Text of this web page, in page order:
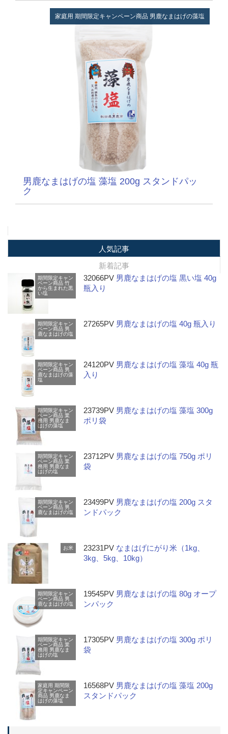
家庭用 期間限定キャンペーン商品 男鹿なまはげの藻塩
男鹿なまはげの塩 藻塩 200g スタンドパッ
ク
人気記事
新着記事
期間限定キャン
ペーン商品 竹
から生まれた黒
い塩
32066PV 男鹿なまはげの塩 黒い塩 40g
瓶入り
期間限定キャン
ペーン商品 男
鹿なまはげの塩
27265PV 男鹿なまはげの塩 40g 瓶入り
期間限定キャン
ペーン商品 男
鹿なまはげの藻
塩
24120PV 男鹿なまはげの塩 藻塩 40g 瓶
入り
期間限定キャン
ペーン商品 業
務用 男鹿なま
はげの藻塩
23739PV 男鹿なまはげの塩 藻塩 300g
ポリ袋
期間限定キャン
ペーン商品 業
務用 男鹿なま
はげの塩
23712PV 男鹿なまはげの塩 750g ポリ
袋
期間限定キャン
ペーン商品 男
鹿なまはげの塩
23499PV 男鹿なまはげの塩 200g スタ
ンドパック
お米 23231PV なまはげにがり米（1kg、
3kg、5kg、10kg）
期間限定キャン
ペーン商品 男
鹿なまはげの塩
19545PV 男鹿なまはげの塩 80g オープ
ンパック
期間限定キャン
ペーン商品 業
務用 男鹿なま
はげの塩
17305PV 男鹿なまはげの塩 300g ポリ
袋
家庭用 期間限
定キャンペーン
商品 男鹿なま
はげの藻塩
16568PV 男鹿なまはげの塩 藻塩 200g
スタンドパック